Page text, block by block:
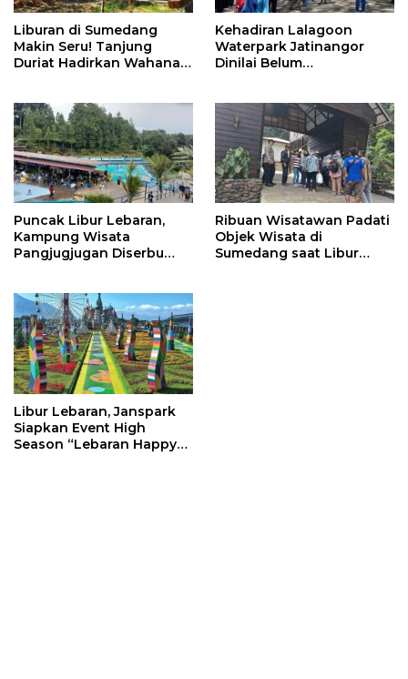
Liburan di Sumedang
Makin Seru! Tanjung
Duriat Hadirkan Wahana
Jatigede
Kehadiran Lalagoon
Waterpark Jatinangor
Dinilai Belum
Puncak Libur Lebaran,
Kampung Wisata
Pangjugjugan Diserbu
Ribuan Wisatawan Padati
Objek Wisata di
Sumedang saat Libur
Libur Lebaran, Janspark
Siapkan Event High
Season “Lebaran Happy